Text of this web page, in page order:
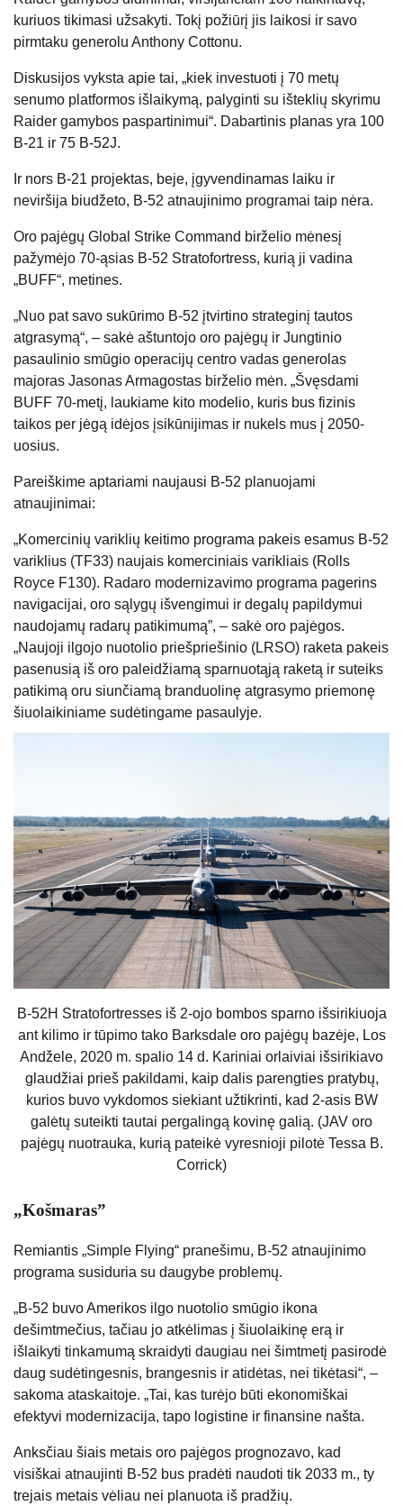
kuriuos tikimasi užsakyti. Tokį požiūrį jis laikosi ir savo
pirmtaku generolu Anthony Cottonu.
Diskusijos vyksta apie tai, „kiek investuoti į 70 metų
senumo platformos išlaikymą, palyginti su išteklių skyrimu
Raider gamybos paspartinimui“. Dabartinis planas yra 100
B-21 ir 75 B-52J.
Ir nors B-21 projektas, beje, įgyvendinamas laiku ir
neviršija biudžeto, B-52 atnaujinimo programai taip nėra.
Oro pajėgų Global Strike Command birželio mėnesį
pažymėjo 70-ąsias B-52 Stratofortress, kurią ji vadina
„BUFF“, metines.
„Nuo pat savo sukūrimo B-52 įtvirtino strateginį tautos
atgrasymą“, – sakė aštuntojo oro pajėgų ir Jungtinio
pasaulinio smūgio operacijų centro vadas generolas
majoras Jasonas Armagostas birželio mėn. „Švęsdami
BUFF 70-metį, laukiame kito modelio, kuris bus fizinis
taikos per jėgą idėjos įsikūnijimas ir nukels mus į 2050-
uosius.
Pareiškime aptariami naujausi B-52 planuojami
atnaujinimai:
„Komercinių variklių keitimo programa pakeis esamus B-52
variklius (TF33) naujais komerciniais varikliais (Rolls
Royce F130). Radaro modernizavimo programa pagerins
navigacijai, oro sąlygų išvengimui ir degalų papildymui
naudojamų radarų patikimumą”, – sakė oro pajėgos.
„Naujoji ilgojo nuotolio priešpriešinio (LRSO) raketa pakeis
pasenusią iš oro paleidžiamą sparnuotąją raketą ir suteiks
patikimą oru siunčiamą branduolinę atgrasymo priemonę
šiuolaikiniame sudėtingame pasaulyje.
B-52H Stratofortresses iš 2-ojo bombos sparno išsirikiuoja
ant kilimo ir tūpimo tako Barksdale oro pajėgų bazėje, Los
Andžele, 2020 m. spalio 14 d. Kariniai orlaiviai išsirikiavo
glaudžiai prieš pakildami, kaip dalis parengties pratybų,
kurios buvo vykdomos siekiant užtikrinti, kad 2-asis BW
galėtų suteikti tautai pergalingą kovinę galią. (JAV oro
pajėgų nuotrauka, kurią pateikė vyresnioji pilotė Tessa B.
Corrick)
„Košmaras”
Remiantis „Simple Flying“ pranešimu, B-52 atnaujinimo
programa susiduria su daugybe problemų.
„B-52 buvo Amerikos ilgo nuotolio smūgio ikona
dešimtmečius, tačiau jo atkėlimas į šiuolaikinę erą ir
išlaikyti tinkamumą skraidyti daugiau nei šimtmetį pasirodė
daug sudėtingesnis, brangesnis ir atidėtas, nei tikėtasi“, –
sakoma ataskaitoje. „Tai, kas turėjo būti ekonomiškai
efektyvi modernizacija, tapo logistine ir finansine našta.
Anksčiau šiais metais oro pajėgos prognozavo, kad
visiškai atnaujinti B-52 bus pradėti naudoti tik 2033 m., ty
trejais metais vėliau nei planuota iš pradžių.